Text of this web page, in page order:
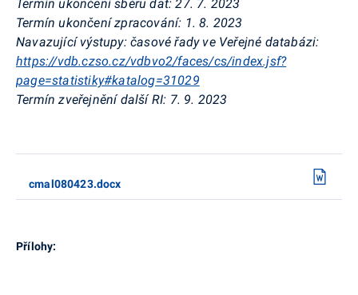
Termín ukončení sběru dat: 27. 7. 2023
Termín ukončení zpracování: 1. 8. 2023
Navazující výstupy: časové řady ve Veřejné databázi:
https://vdb.czso.cz/vdbvo2/faces/cs/index.jsf?
page=statistiky#katalog=31029
Termín zveřejnění další RI: 7. 9. 2023
cmal080423.docx
Přílohy: